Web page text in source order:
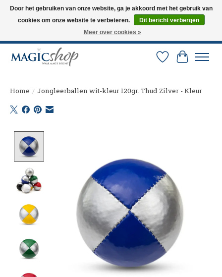
Altijd de nieuwste trucs op voorraad. Snelle verzending via PostNL en DHL.
Langskomen in onze winkel? Bel of mail om een afspraak te maken. 0251-
Verlanglijst
Home / Jongleerballen wit-kleur 120gr. Thud Zilver - Kleur
Door het gebruiken van onze website, ga je akkoord met het gebruik van
cookies om onze website te verbeteren.
Dit bericht verbergen
Meer over cookies »